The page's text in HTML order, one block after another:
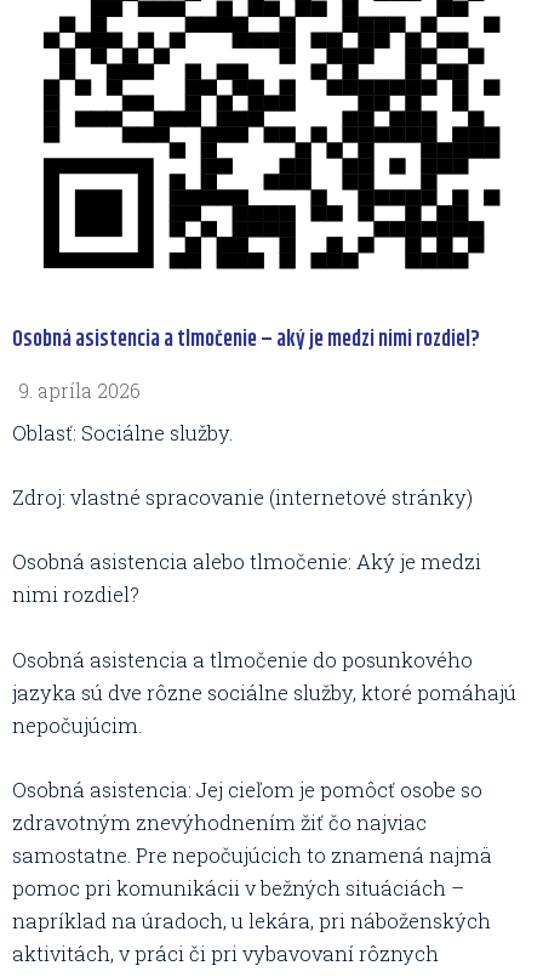
Osobná asistencia a tlmočenie – aký je medzi nimi rozdiel?
9. apríla 2026
Oblasť: Sociálne služby.
Zdroj: vlastné spracovanie (internetové stránky)
Osobná asistencia alebo tlmočenie: Aký je medzi
nimi rozdiel?
Osobná asistencia a tlmočenie do posunkového
jazyka sú dve rôzne sociálne služby, ktoré pomáhajú
nepočujúcim.
Osobná asistencia: Jej cieľom je pomôcť osobe so
zdravotným znevýhodnením žiť čo najviac
samostatne. Pre nepočujúcich to znamená najmä
pomoc pri komunikácii v bežných situáciách –
napríklad na úradoch, u lekára, pri náboženských
aktivitách, v práci či pri vybavovaní rôznych